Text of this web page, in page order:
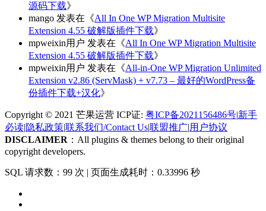
源码下载》
mango 发表在《All In One WP Migration Multisite
Extension 4.55 破解版插件下载》
mpweixin用户 发表在《All In One WP Migration Multisite
Extension 4.55 破解版插件下载》
mpweixin用户 发表在《All-in-One WP Migration Unlimited
Extension v2.86 (ServMask) + v7.73 – 最好的WordPress备
份插件下载+汉化》
Copyright © 2021 芒果运营 ICP证: 粤ICP备2021156486号|新手
必读|隐私政策|联系我们/Contact Us|联盟推广|用户协议
DISCLAIMER ：All plugins & themes belong to their original
copyright developers.
SQL 请求数：99 次 | 页面生成耗时：0.33996 秒